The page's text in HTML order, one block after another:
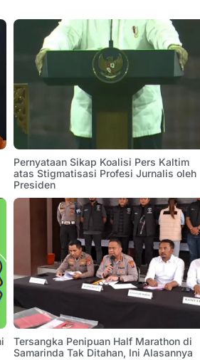
Pernyataan Sikap Koalisi Pers Kaltim
atas Stigmatisasi Profesi Jurnalis oleh
Presiden
Tersangka Penipuan Half Marathon di
Samarinda Tak Ditahan, Ini Alasannya